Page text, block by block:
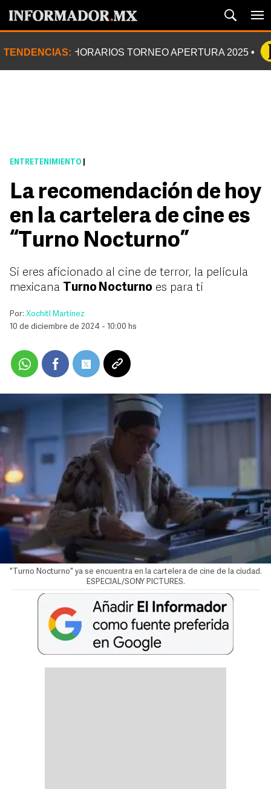
TENDENCIAS: HORARIOS TORNEO APERTURA 2025
ENTRETENIMIENTO
La recomendación de hoy
en la cartelera de cine es
“Turno Nocturno”
Si eres aficionado al cine de terror, la película
mexicana Turno Nocturno es para ti
Por: Xochitl Martínez
10 de diciembre de 2024 - 10:00 hs
"Turno Nocturno" ya se encuentra en la cartelera de cine de la ciudad.
ESPECIAL/SONY PICTURES.